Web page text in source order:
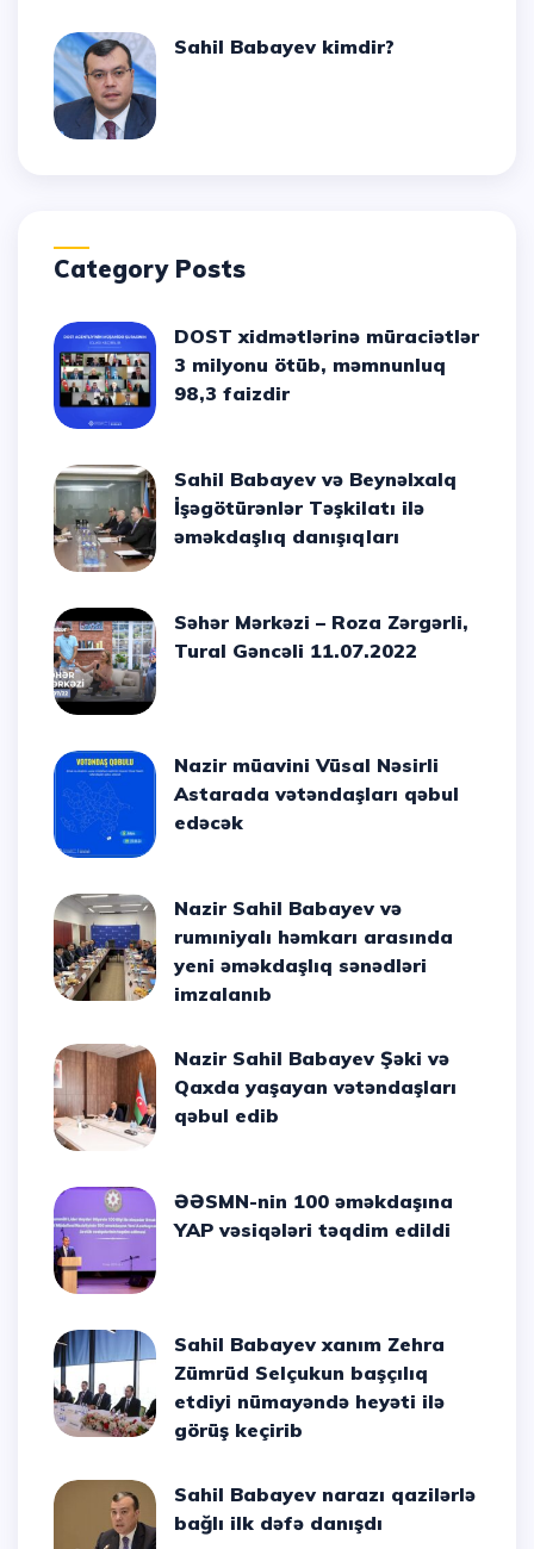
Sahil Babayev kimdir?
Category Posts
DOST xidmətlərinə müraciətlər
3 milyonu ötüb, məmnunluq
98,3 faizdir
Sahil Babayev və Beynəlxalq
İşəgötürənlər Təşkilatı ilə
əməkdaşlıq danışıqları
Səhər Mərkəzi – Roza Zərgərli,
Tural Gəncəli 11.07.2022
Nazir müavini Vüsal Nəsirli
Astarada vətəndaşları qəbul
edəcək
Nazir Sahil Babayev və
rumıniyalı həmkarı arasında
yeni əməkdaşlıq sənədləri
imzalanıb
Nazir Sahil Babayev Şəki və
Qaxda yaşayan vətəndaşları
qəbul edib
ƏƏSMN-nin 100 əməkdaşına
YAP vəsiqələri təqdim edildi
Sahil Babayev xanım Zehra
Zümrüd Selçukun başçılıq
etdiyi nümayəndə heyəti ilə
görüş keçirib
Sahil Babayev narazı qazilərlə
bağlı ilk dəfə danışdı